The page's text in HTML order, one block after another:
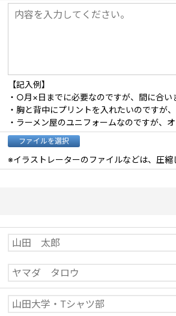
【記入例】
・○月×日までに必要なのですが、間に合い
・胸と背中にプリントを入れたいのですが
・ラーメン屋のユニフォームなのですが、
※イラストレーターのファイルなどは、圧縮